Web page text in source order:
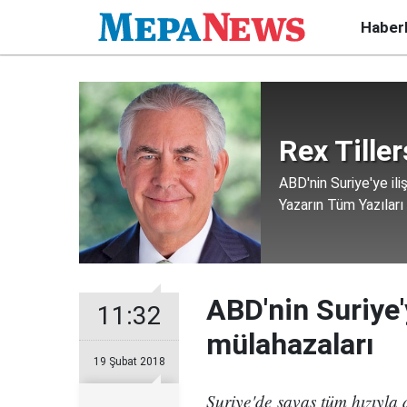
Rex
ABD'nin Suriye'ye
Yazarın Tüm Yazıları
11:32
19 Şubat 2018
ABD'nin
mülahazaları
Suriye'de savaş tüm